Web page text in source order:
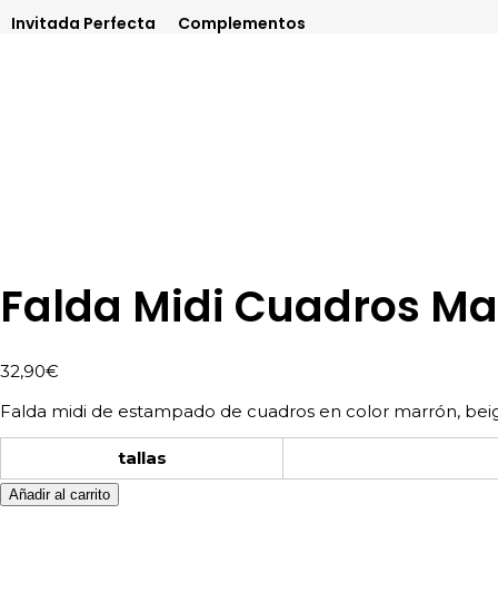
Invitada Perfecta Complementos
Falda Midi Cuadros
32,90€
Falda midi de estampado de cuadros en color marrón,
tallas
Añadir al carrito